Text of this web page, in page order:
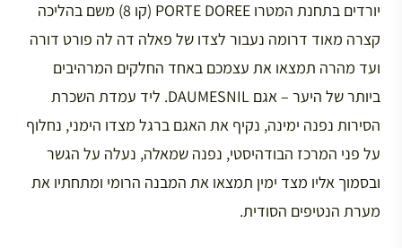
יורדים בתחנת המטרו PORTE DOREE (קו 8) משם בהליכה
קצרה מאוד דרומה נעבור לצדו של פאלה דה לה פורט דורה
ועד מהרה תמצאו את עצמכם באחד החלקים המרהיבים
ביותר של היער – אגם DAUMESNIL. ליד עמדת השכרת
הסירות נפנה ימינה, נקיף את האגם ברגל מצדו הימני, נחלוף
על פני המרכז הבודהיסטי, נפנה שמאלה, נעלה על הגשר
ובסמוך אליו מצד ימין תמצאו את המבנה הרומי ומתחתיו את
מערת הנטיפים הסודית.